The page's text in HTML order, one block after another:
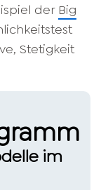
der Big
Stetigkeit
im